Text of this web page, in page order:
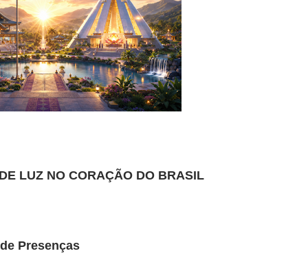
LUZ NO CORAÇÃO DO BRASIL
Presenças